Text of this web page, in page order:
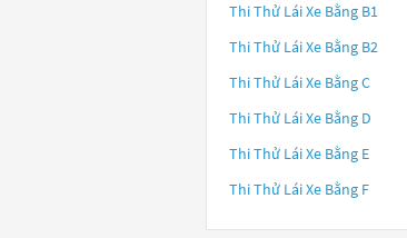
Thi Thử Lái Xe Bằng B1
Thi Thử Lái Xe Bằng B2
Thi Thử Lái Xe Bằng C
Thi Thử Lái Xe Bằng D
Thi Thử Lái Xe Bằng E
Thi Thử Lái Xe Bằng F